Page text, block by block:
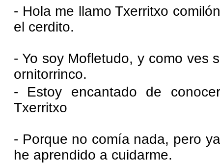
- Hola me llamo Txerritxo
el cerdito.
- Yo soy Mofletudo, y como ves
ornitorrinco.
- Estoy encantado de
Txerritxo
- Porque no comía nada, pero
he aprendido a cuidarme.